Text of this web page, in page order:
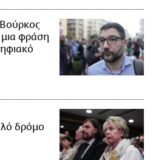
μια φράση
δρόμο